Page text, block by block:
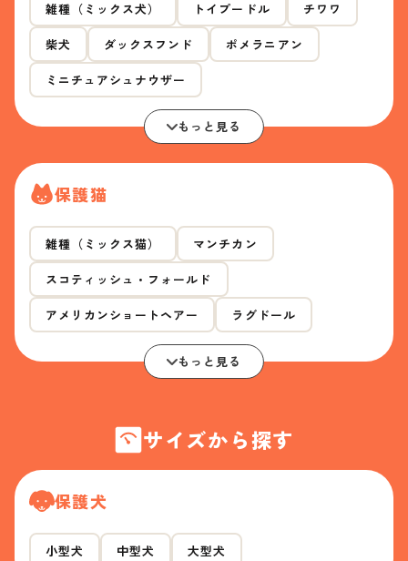
雑種（ミックス犬） トイプードル チワワ
柴犬 ダックスフンド ポメラニアン
ミニチュアシュナウザー
もっと見る
保護猫
雑種（ミックス猫） マンチカン
スコティッシュ・フォールド
アメリカンショートヘアー ラグドール
もっと見る
サイズから探す
保護犬
小型犬 中型犬 大型犬